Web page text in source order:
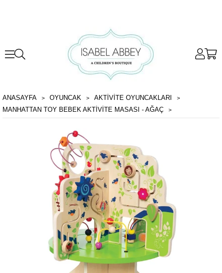
ANASAYFA OYUNCAK
AKTIVITE OYUNCAKLARI
MANHATTAN TOY BEBEK AKTIVITE MASASI - AĞAÇ